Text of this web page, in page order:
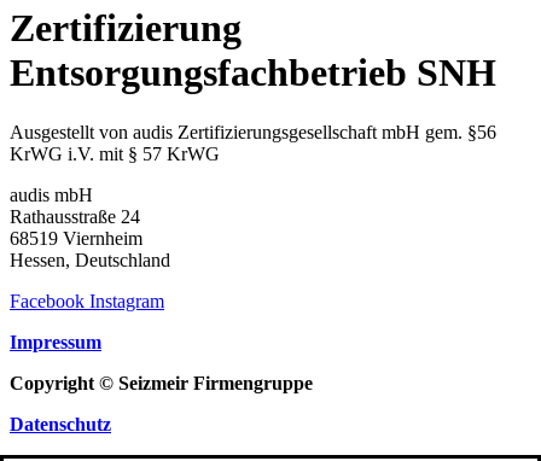
Zertifizierung
Entsorgungsfachbetrieb SNH
Ausgestellt von audis Zertifizierungsgesellschaft mbH gem. §56
KrWG i.V. mit § 57 KrWG
audis mbH
Rathausstraße 24
68519 Viernheim
Hessen, Deutschland
Facebook Instagram
Impressum
Copyright © Seizmeir Firmengruppe
Datenschutz